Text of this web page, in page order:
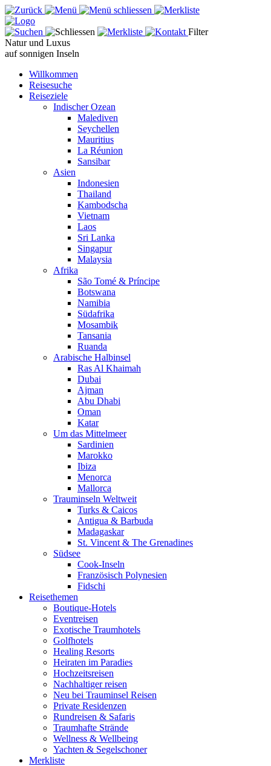
Filter
Natur und Luxus
auf sonnigen Inseln
Willkommen
Reisesuche
Reiseziele
Indischer Ozean
Malediven
Seychellen
Mauritius
La Réunion
Sansibar
Asien
Indonesien
Thailand
Kambodscha
Vietnam
Laos
Sri Lanka
Singapur
Malaysia
Afrika
São Tomé & Príncipe
Botswana
Namibia
Südafrika
Mosambik
Tansania
Ruanda
Arabische Halbinsel
Ras Al Khaimah
Dubai
Ajman
Abu Dhabi
Oman
Katar
Um das Mittelmeer
Sardinien
Marokko
Ibiza
Menorca
Mallorca
Trauminseln Weltweit
Turks & Caicos
Antigua & Barbuda
Madagaskar
St. Vincent & The Grenadines
Südsee
Cook-Inseln
Französisch Polynesien
Fidschi
Reisethemen
Boutique-Hotels
Eventreisen
Exotische Traumhotels
Golfhotels
Healing Resorts
Heiraten im Paradies
Hochzeitsreisen
Nachhaltiger reisen
Neu bei Trauminsel Reisen
Private Residenzen
Rundreisen & Safaris
Traumhafte Strände
Wellness & Wellbeing
Yachten & Segelschoner
Merkliste